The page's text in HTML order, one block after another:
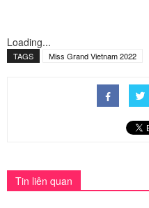
Loading...
TAGS Miss Grand Vietnam 2022
Tin liên quan